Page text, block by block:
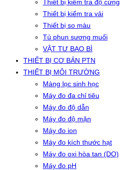
Thiết bị kiểm tra độ cứng
Thiết bị kiểm tra vải
Thiết bị so màu
Tủ phun sương muối
VẬT TƯ BAO BÌ
THIẾT BỊ CƠ BẢN PTN
THIẾT BỊ MÔI TRƯỜNG
Màng lọc sinh học
Máy đo đa chỉ tiêu
Máy đo độ dẫn
Máy đo độ mặn
Máy đo ion
Máy đo kích thước hạt
Máy đo oxi hòa tan (DO)
Máy đo pH